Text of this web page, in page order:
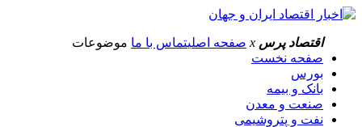
اقتصاد پرس x صفحه اصلیتماس با ما موضوعات
صفحه نخست
بورس
بانک و بیمه
صنعت و معدن
نفت و پتروشیمی